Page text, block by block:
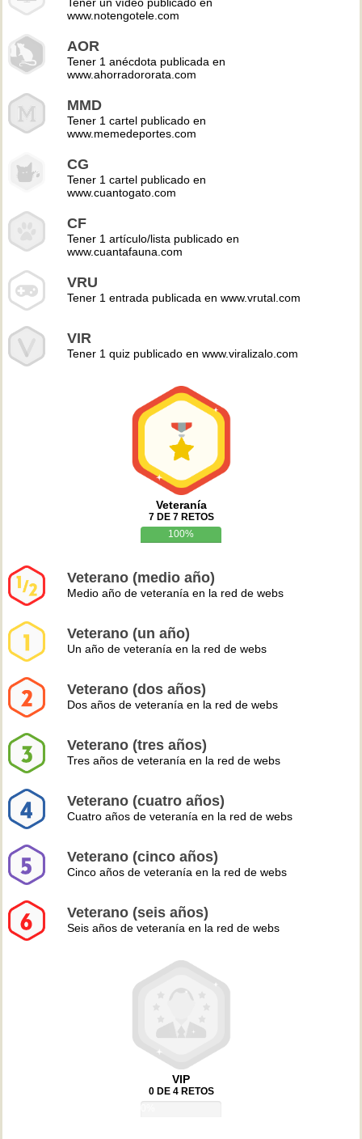
www.notengotele.com
AOR
Tener 1 anécdota publicada en
www.ahorradororata.com
MMD
Tener 1 cartel publicado en
www.memedeportes.com
CG
Tener 1 cartel publicado en
www.cuantogato.com
CF
Tener 1 artículo/lista publicado en
www.cuantafauna.com
VRU
Tener 1 entrada publicada en www.vrutal.com
VIR
Tener 1 quiz publicado en www.viralizalo.com
Veteranía
7 DE 7 RETOS
100%
Veterano (medio año)
Medio año de veteranía en la red de webs
Veterano (un año)
Un año de veteranía en la red de webs
Veterano (dos años)
Dos años de veteranía en la red de webs
Veterano (tres años)
Tres años de veteranía en la red de webs
Veterano (cuatro años)
Cuatro años de veteranía en la red de webs
Veterano (cinco años)
Cinco años de veteranía en la red de webs
Veterano (seis años)
Seis años de veteranía en la red de webs
VIP
0 DE 4 RETOS